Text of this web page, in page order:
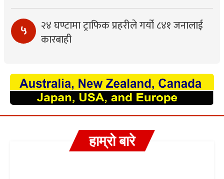
५
२४ घण्टामा ट्राफिक प्रहरीले गर्यो ८४१ जनालाई
कारबाही
हाम्रो बारे